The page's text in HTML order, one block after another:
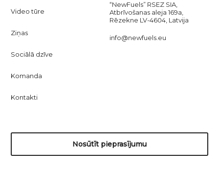
Video tūre
Ziņas
Sociālā dzīve
Komanda
Kontakti
“NewFuels” RSEZ SIA,
Atbrīvošanas aleja 169a,
Rēzekne LV-4604, Latvija
info@newfuels.eu
Nosūtīt pieprasījumu